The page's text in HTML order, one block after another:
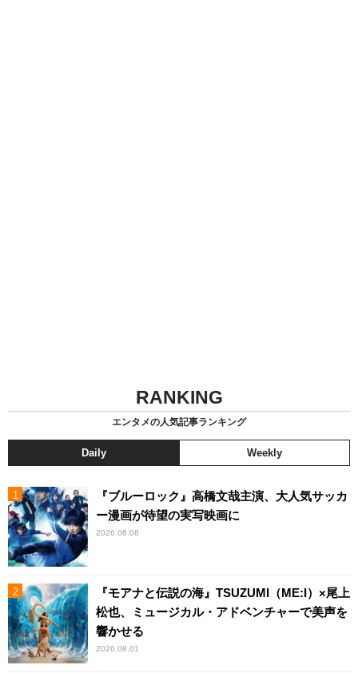
RANKING
エンタメの人気記事ランキング
Daily Weekly
『ブルーロック』高橋文哉主演、大人気サッカ
ー漫画が待望の実写映画に
2026.08.08
『モアナと伝説の海』TSUZUMI（ME:I）×尾上
松也、ミュージカル・アドベンチャーで美声を
響かせる
2026.08.01